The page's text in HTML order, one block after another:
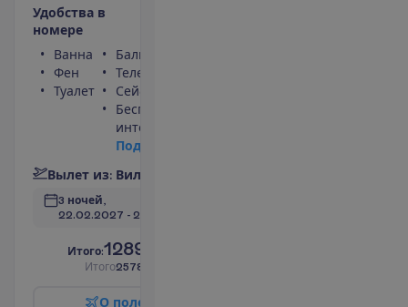
Удобства в
номере
Ванна
Фен
Туалет
Балкон
Телефон
Сейф
Беспроводной
интернет
Под
Вылет из: Вил
3 ночей,
22.02.2027 - 25.02.2027
Итого:1289.00
Итого2578.00
О поле